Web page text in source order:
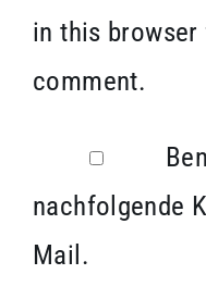
in this
comment.
nachfolgende
Mail.